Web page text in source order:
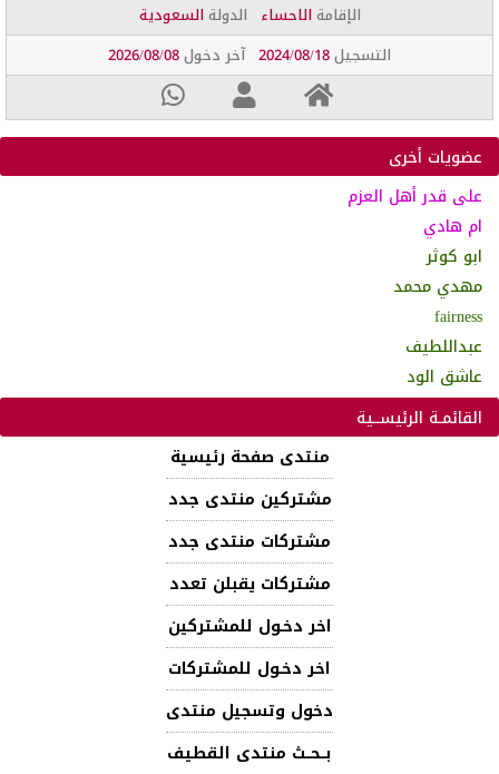
الإقامةالاحساء الدولةالسعودية
التسجيل2024/08/18 آخر دخول2026/08/08
عضويات أخرى
على قدر أهل العزم
ام هادي
ابو كوثر
مهدي محمد
fairness
عبداللطيف
عاشق الود
القائمـة الرئيســية
منتدى صفحة رئيسية
مشتركين منتدى جدد
مشتركات منتدى جدد
مشتركات يقبلن تعدد
اخر دخـول للمشتركين
اخر دخـول للمشتركات
دخول وتسجيل منتدى
بــحــث منتدى القطيف